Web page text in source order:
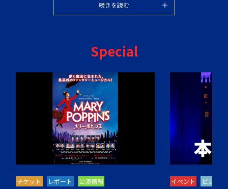
続きを読む
Special
チケット レポート 公演情報 イベント ビジュア